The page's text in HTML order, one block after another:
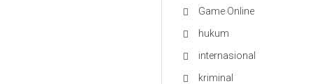
Game Online
hukum
internasional
kriminal